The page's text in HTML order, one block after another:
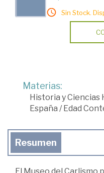
Sin Stock.
Materias:
Historia y Ciencias
España /Edad
Resumen